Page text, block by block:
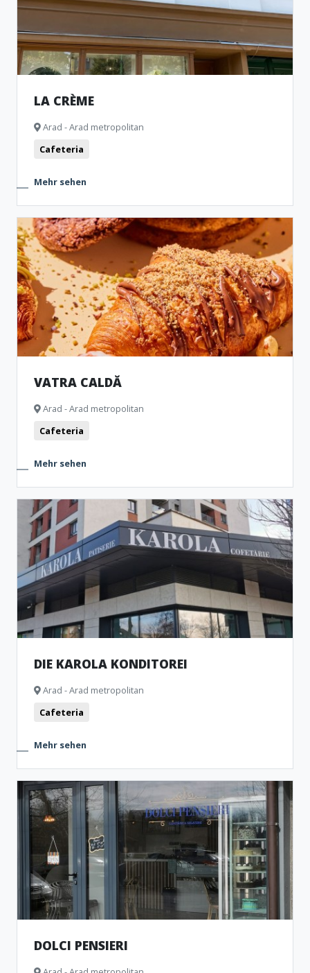
LA CRÈME
Arad - Arad metropolitan
Cafeteria
Mehr sehen
VATRA CALDĂ
Arad - Arad metropolitan
Cafeteria
Mehr sehen
DIE KAROLA KONDITOREI
Arad - Arad metropolitan
Cafeteria
Mehr sehen
DOLCI PENSIERI